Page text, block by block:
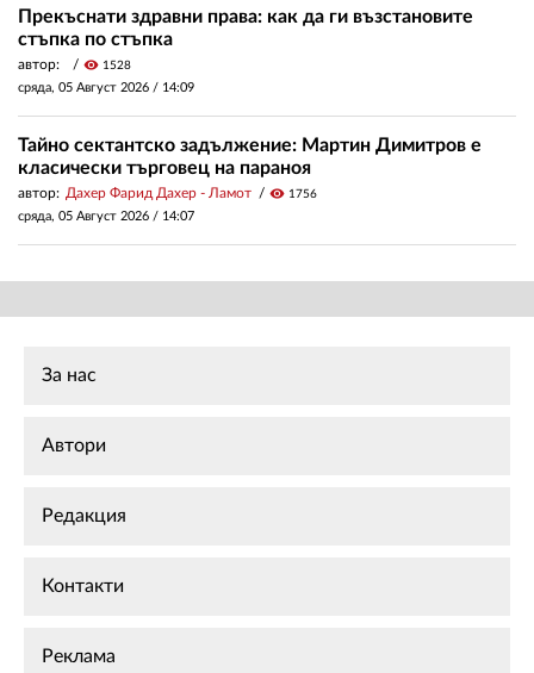
Прекъснати здравни права: как да ги възстановите
стъпка по стъпка
автор: visibility 1528
сряда, 05 Август 2026 / 14:09
Тайно сектантско задължение: Мартин Димитров е
класически търговец на параноя
автор: Дахер Фарид Дахер - Ламот visibility 1756
сряда, 05 Август 2026 / 14:07
За нас
Автори
Редакция
Контакти
Реклама